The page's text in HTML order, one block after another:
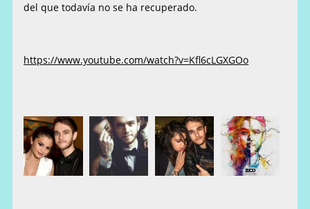
del que todavía no se ha recuperado.
https://www.youtube.com/watch?v=Kfl6cLGXGOo